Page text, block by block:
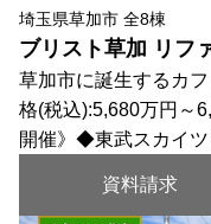
埼玉県草加市 全8棟
ブリスト草加 リフ
草加市に誕生するカ
格(税込):5,680万円～
開催》◆東武スカイ
資料請求